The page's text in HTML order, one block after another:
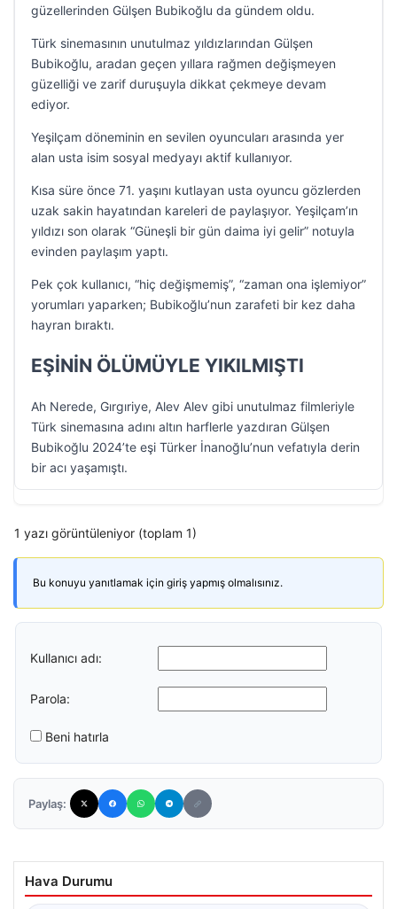
güzellerinden Gülşen Bubikoğlu da gündem oldu.
Türk sinemasının unutulmaz yıldızlarından Gülşen
Bubikoğlu, aradan geçen yıllara rağmen değişmeyen
güzelliği ve zarif duruşuyla dikkat çekmeye devam
ediyor.
Yeşilçam döneminin en sevilen oyuncuları arasında yer
alan usta isim sosyal medyayı aktif kullanıyor.
Kısa süre önce 71. yaşını kutlayan usta oyuncu gözlerden
uzak sakin hayatından kareleri de paylaşıyor. Yeşilçam’ın
yıldızı son olarak “Güneşli bir gün daima iyi gelir” notuyla
evinden paylaşım yaptı.
Pek çok kullanıcı, “hiç değişmemiş”, “zaman ona işlemiyor”
yorumları yaparken; Bubikoğlu’nun zarafeti bir kez daha
hayran bıraktı.
EŞİNİN ÖLÜMÜYLE YIKILMIŞTI
Ah Nerede, Gırgıriye, Alev Alev gibi unutulmaz filmleriyle
Türk sinemasına adını altın harflerle yazdıran Gülşen
Bubikoğlu 2024’te eşi Türker İnanoğlu’nun vefatıyla derin
bir acı yaşamıştı.
1 yazı görüntüleniyor (toplam 1)
Bu konuyu yanıtlamak için giriş yapmış olmalısınız.
Kullanıcı adı:
Parola:
Beni hatırla
Paylaş:
Hava Durumu